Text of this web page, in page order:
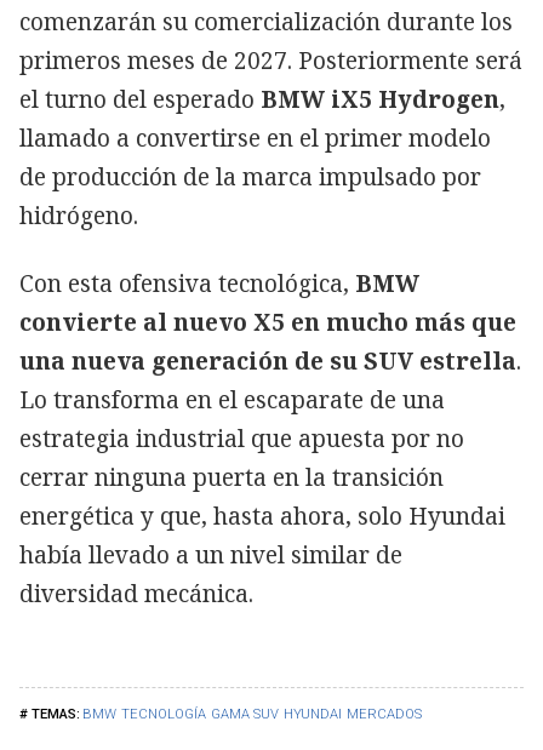
BMW TECNOLOGÍA GAMA SUV HYUNDAI MERCADOS
comenzarán su comercialización durante los
primeros meses de 2027. Posteriormente será
el turno del esperado BMW iX5 Hydrogen,
llamado a convertirse en el primer modelo
de producción de la marca impulsado por
hidrógeno.
Con esta ofensiva tecnológica, BMW
convierte al nuevo X5 en mucho más que
una nueva generación de su SUV estrella.
Lo transforma en el escaparate de una
estrategia industrial que apuesta por no
cerrar ninguna puerta en la transición
energética y que, hasta ahora, solo Hyundai
había llevado a un nivel similar de
diversidad mecánica.